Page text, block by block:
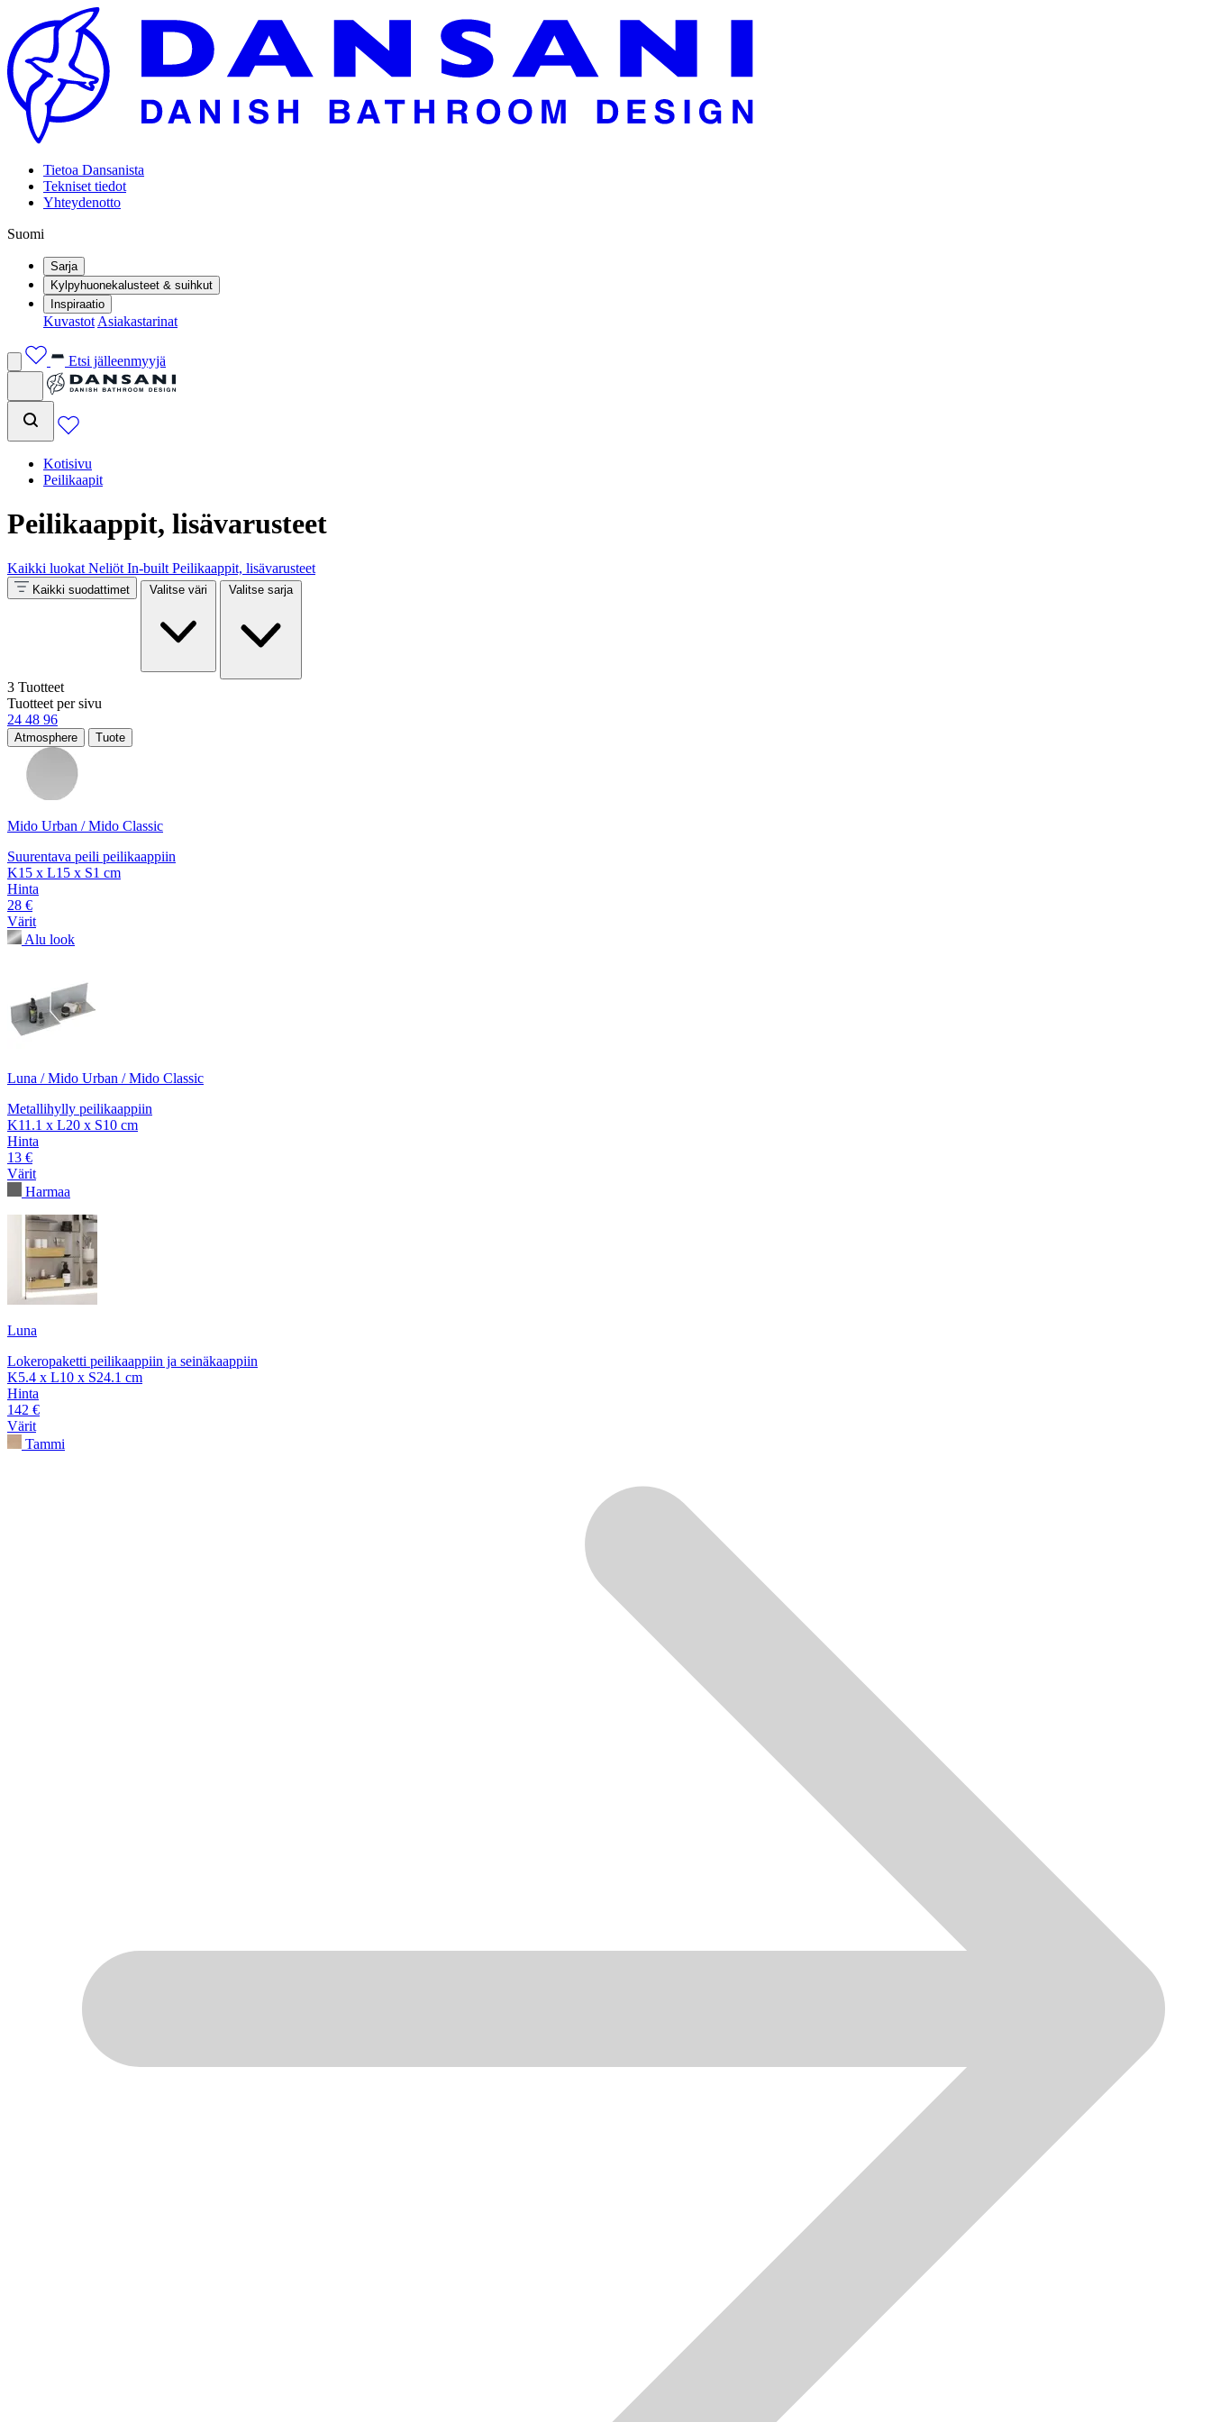
Tietoa Dansanista
Tekniset tiedot
Yhteydenotto
Suomi
Sarja
Kylpyhuonekalusteet & suihkut
Inspiraatio
Kuvastot Asiakastarinat
Etsi jälleenmyyjä
Kotisivu
Peilikaapit
Peilikaappit, lisävarusteet
Kaikki luokat Neliöt In-built Peilikaappit, lisävarusteet
Kaikki suodattimet Valitse väri Valitse sarja
3 Tuotteet
Tuotteet per sivu
24 48 96
Atmosphere Tuote
Mido Urban / Mido Classic
Suurentava peili peilikaappiin
K15 x L15 x S1 cm
Hinta
28 €
Värit
Alu look
Luna / Mido Urban / Mido Classic
Metallihylly peilikaappiin
K11.1 x L20 x S10 cm
Hinta
13 €
Värit
Harmaa
Luna
Lokeropaketti peilikaappiin ja seinäkaappiin
K5.4 x L10 x S24.1 cm
Hinta
142 €
Värit
Tammi